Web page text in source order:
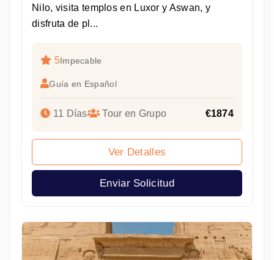
Nilo, visita templos en Luxor y Aswan, y
disfruta de pl...
5Impecable
Guía en Español
11 Días Tour en Grupo €1874
Ver Detalles
Enviar Solicitud